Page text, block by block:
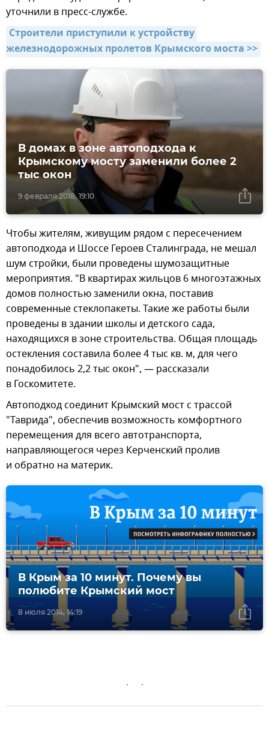
уточнили в пресс-службе.
Строители приступили к устройству
железнодорожных пролетов Крымского моста >>
9 февраля 2018, 19:10
В домах в зоне автоподхода к
Крымскому мосту заменили более 2
тыс окон
Чтобы жителям, живущим рядом с пересечением
автоподхода и Шоссе Героев Сталинграда, не мешал
шум стройки, были проведены шумозащитные
мероприятия. "В квартирах жильцов 6 многоэтажных
домов полностью заменили окна, поставив
современные стеклопакеты. Такие же работы были
проведены в здании школы и детского сада,
находящихся в зоне строительства. Общая площадь
остекления составила более 4 тыс кв. м, для чего
понадобилось 2,2 тыс окон", — рассказали
в Госкомитете.
Автоподход соединит Крымский мост с трассой
"Таврида", обеспечив возможность комфортного
перемещения для всего автотранспорта,
направляющегося через Керченский пролив
и обратно на материк.
8 июля 2014, 14:19
В Крым за 10 минут. Почему вы
полюбите Крымский мост